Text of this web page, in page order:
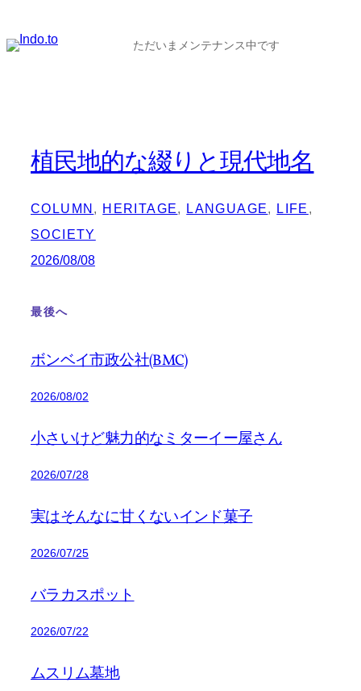
容
ただいまメンテナンス中です
植民地的な綴りと現代地名
COLUMN, HERITAGE, LANGUAGE, LIFE
SOCIETY
2026/08/08
最後へ
ボンベイ市政公社(BMC)
2026/08/02
小さいけど魅力的なミターイー屋さん
2026/07/28
実はそんなに甘くないインド菓子
2026/07/25
バラカスポット
2026/07/22
ムスリム墓地